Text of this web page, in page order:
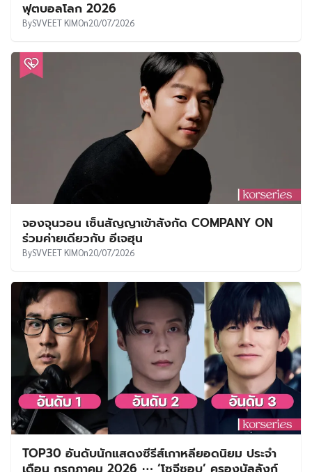
ร่วมค่ายเดียวกับ อีเจฮุน
BySVVEET KIM
เดือน กรกฎาคม 2026 ⋯ ‘โซจีซอบ’ ครองบัลลังก์
อันดับ 1 สำเร็จ
BySVVEET KIMOn17/07/2026